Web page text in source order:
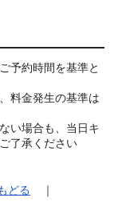
予約時間を基準と
料金発生の基準は
い場合も、当日キ
了承ください
どる ｜